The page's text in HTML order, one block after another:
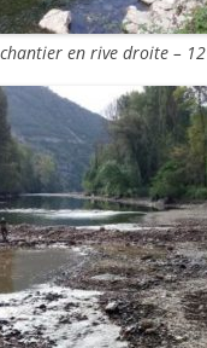
en rive droite –